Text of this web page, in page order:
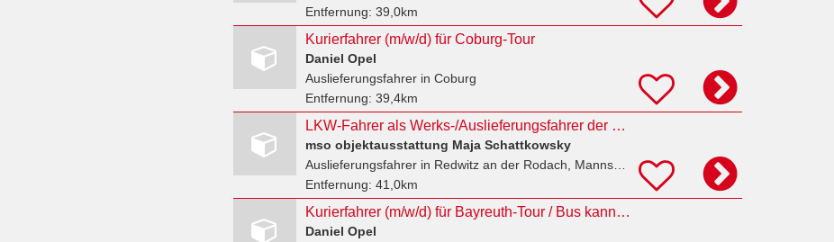
Entfernung: 39,0km
Kurierfahrer (m/w/d) für Coburg-Tour
Daniel Opel
Auslieferungsfahrerin Coburg
Entfernung: 39,4km
LKW-Fahrer als Werks-/Auslieferungsfahrer der Matratzenfabrik im Nah- und Fernverkehr (FS CE)
mso objektausstattung Maja Schattkowsky
Auslieferungsfahrerin Redwitz an der Rodach, Mannsgereuth
Entfernung: 41,0km
Kurierfahrer (m/w/d) für Bayreuth-Tour / Bus kann n.H. mitgenommen werden
Daniel Opel